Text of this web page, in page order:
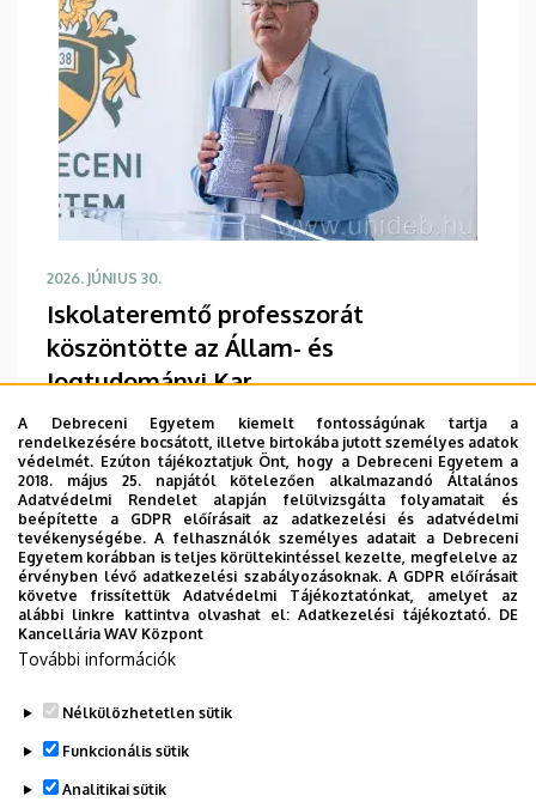
2026. JÚNIUS 30.
Iskolateremtő professzorát
köszöntötte az Állam- és
Jogtudományi Kar
Csaknem harminc éve dolgozik a debreceni jogi
képzés szolgálatában Balázs István, akinek
tiszteletére 48 szerző közreműködésével
közigazgatási jogról szóló gondolatokat
tartalmazó, csaknem 700 oldalas szakkönyv
készült. A kiadványt is bemutatták a napokban a
karon, amikor 70. születésnapja alkalmából
köszöntötték a professzort.
TOVÁBB
Jelenlegi
oldal
Oldal
A Debreceni Egyetem kiemelt fontosságúnak tartja a
rendelkezésére bocsátott, illetve birtokába jutott személyes adatok
védelmét. Ezúton tájékoztatjuk Önt, hogy a Debreceni Egyetem a
2018. május 25. napjától kötelezően alkalmazandó Általános
Adatvédelmi Rendelet alapján felülvizsgálta folyamatait és
beépítette a GDPR előírásait az adatkezelési és adatvédelmi
tevékenységébe. A felhasználók személyes adatait a Debreceni
Egyetem korábban is teljes körültekintéssel kezelte, megfelelve az
érvényben lévő adatkezelési szabályozásoknak. A GDPR előírásait
követve frissítettük Adatvédelmi Tájékoztatónkat, amelyet az
alábbi linkre kattintva olvashat el:Adatkezelési tájékoztató. DE
Kancellária WAV Központ
További információk
Nélkülözhetetlen sütik
Funkcionális sütik
Analitikai sütik